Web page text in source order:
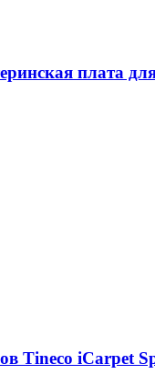
плата
Tineco iCarpet